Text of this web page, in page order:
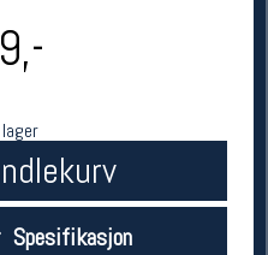
Spesifikasjon